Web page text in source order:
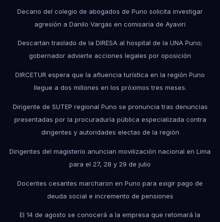
Decano del colegio de abogados de Puno solicita investigar
agresión a Danilo Vargas en comisaría de Ayaviri
Descartan traslado de la DIRESA al hospital de la UNA Puno;
gobernador advierte acciones legales por oposición
DIRCETUR espera que la afluencia turística en la región Puno
llegue a dos millones en los próximos tres meses.
Dirigente de SUTEP regional Puno se pronuncia tras denuncias
presentadas por la procuraduría pública especializada contra
dirigentes y autoridades electas de la región
Dirigentes del magisterio anuncian movilización nacional en Lima
para el 27, 28 y 29 de julio
Docentes cesantes marcharon en Puno para exigir pago de
deuda social e incremento de pensiones
El 14 de agosto se conocerá a la empresa que retomará la